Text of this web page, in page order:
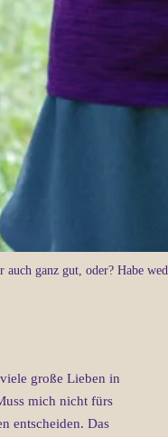
auch ganz gut, oder? Habe
große Lieben in
mich nicht fürs
entscheiden. Das